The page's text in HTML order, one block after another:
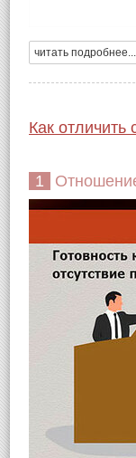
читать подробнее...
Как отличить
1